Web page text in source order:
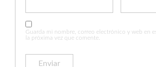
Guarda mi nombre, correo electrónico y web en
la próxima vez que comente.